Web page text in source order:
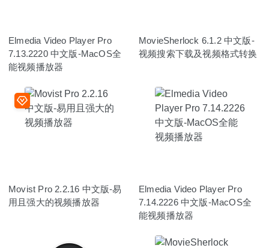
Elmedia Video Player Pro
7.13.2220 中文版-MacOS全
能视频播放器
MovieSherlock 6.1.2 中文版-
视频搜索下载及视频格式转换
Movist Pro 2.2.16 中文版-易
用且强大的视频播放器
Elmedia Video Player Pro
7.14.2226 中文版-MacOS全
能视频播放器